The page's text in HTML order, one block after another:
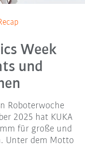
Week
und
Roboterwoche
2025 hat KUKA
für große und
Unter dem Motto